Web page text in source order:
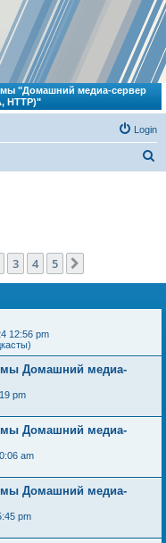
"Домашний медиа-сервер
HTTP)"
Login
3 4 5
12:56 pm
Домашний медиа-
pm
Домашний медиа-
am
Домашний медиа-
pm